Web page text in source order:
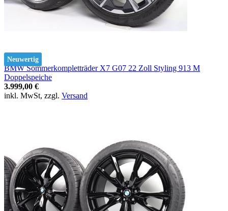
Neuwertig
BMW Sommerkompletträder X7 G07 22 Zoll Styling 913 M
Doppelspeiche
3.999,00 €
inkl. MwSt, zzgl. Versand